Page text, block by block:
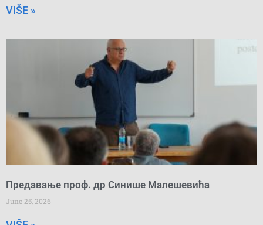
VIŠE »
Предавање проф. др Синише Малешевића
June 25, 2026